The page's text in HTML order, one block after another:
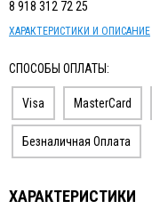
8 918 312 72 25
ХАРАКТЕРИСТИКИ И ОПИСАНИЕ
СПОСОБЫ ОПЛАТЫ:
Visa MasterCard
Безналичная Оплата
ХАРАКТЕРИСТИКИ